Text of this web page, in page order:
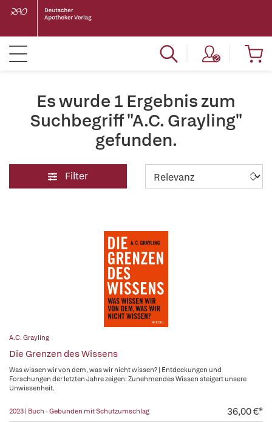
Es wurde 1 Ergebnis zum
Suchbegriff "A.C. Grayling"
gefunden.
Filter
A.C. Grayling
Die Grenzen des Wissens
Was wissen wir von dem, was wir nicht wissen? | Entdeckungen und
Forschungen der letzten Jahre zeigen: Zunehmendes Wissen steigert unsere
Unwissenheit.
2023 | Buch - Gebunden mit Schutzumschlag 36,00 €*